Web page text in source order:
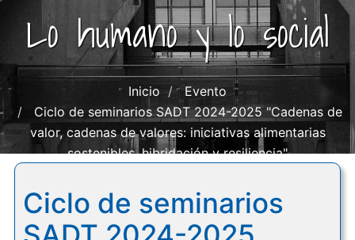
Lo humano y lo social
Inicio
Evento
Ciclo de seminarios SADT 2024-2025 "Cadenas de
valor, cadenas de valores: iniciativas alimentarias
sostenibles, hibridación y resiliencia"
Ciclo de seminarios